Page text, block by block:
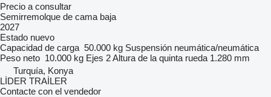
Precio a consultar
Semirremolque de cama baja
2027
Estado nuevo
Capacidad de carga 50.000 kg Suspensión neumática/neumática
Peso neto 10.000 kg Ejes 2Altura de la quinta rueda 1.280 mm
Turquía, Konya
LİDER TRAİLER
Contacte con el vendedor